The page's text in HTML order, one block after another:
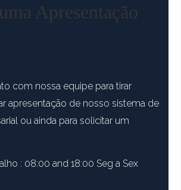
Apresentação
com nossa equipe para tirar
apresentação de nosso sistema de
ou ainda para solicitar um
: 08:00 and 18:00 Seg a Sex